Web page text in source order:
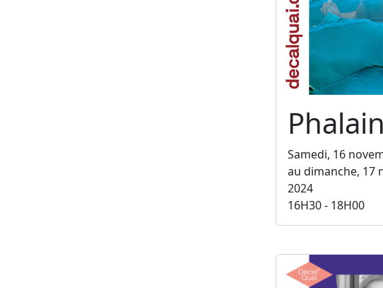
Samedi, 16
au dimanche, 17
2024
16H30 - 18H00